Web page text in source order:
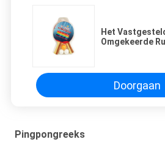
Het
Omgekeerde
Doorgaan
Pingpongreeks